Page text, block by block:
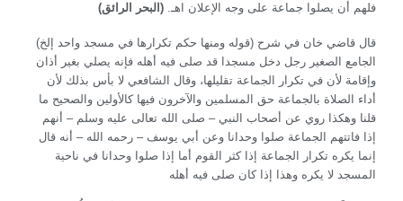
فلهم أن يصلوا جماعة على وجه الإعلان اهـ. (البحر الرائق)
(قوله ومنها حكم تكرارها في مسجد واحد إلخ) قال قاضي خان في شرح
الجامع الصغير رجل دخل مسجدا قد صلى فيه أهله فإنه يصلي بغير أذان
وإقامة لأن في تكرار الجماعة تقليلها، وقال الشافعي لا بأس بذلك لأن
أداء الصلاة بالجماعة حق المسلمين والآخرون فيها كالأولين والصحيح ما
قلنا وهكذا روي عن أصحاب النبي – صلى الله تعالى عليه وسلم – أنهم
إذا فاتتهم الجماعة صلوا وحدانا وعن أبي يوسف – رحمه الله – أنه قال
إنما يكره تكرار الجماعة إذا كثر القوم أما إذا صلوا وحدانا في ناحية
المسجد لا يكره وهذا إذا كان صلى فيه أهله